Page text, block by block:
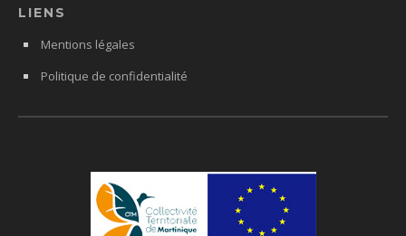
LIENS
Mentions légales
Politique de confidentialité